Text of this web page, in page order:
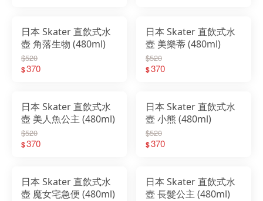
日本 Skater 直飲式水
壺 角落生物 (480ml)
$520
$370
日本 Skater 直飲式水
壺 美樂蒂 (480ml)
$520
$370
日本 Skater 直飲式水
壺 美人魚公主 (480ml)
$520
$370
日本 Skater 直飲式水
壺 小熊 (480ml)
$520
$370
日本 Skater 直飲式水
壺 魔女宅急便 (480ml)
日本 Skater 直飲式水
壺 長髮公主 (480ml)